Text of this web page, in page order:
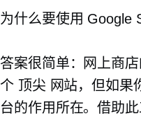
为什么要使用 Google
答案很简单：网上商
个 顶尖 网站，但如果
台的作用所在。借助